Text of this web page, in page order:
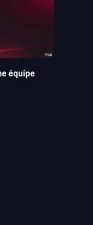
équipe